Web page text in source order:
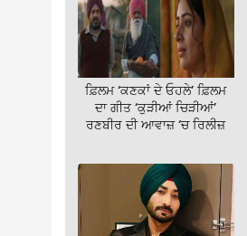
ਫ਼ਿਲਮ ‘ਕਣਕਾਂ ਦੇ ਓਹਲੇ’ ਫ਼ਿਲਮ
ਦਾ ਗੀਤ ‘ਕੁੜੀਆਂ ਚਿੜੀਆਂ’
ਰਣਬੀਰ ਦੀ ਆਵਾਜ਼ ‘ਚ ਰਿਲੀਜ਼